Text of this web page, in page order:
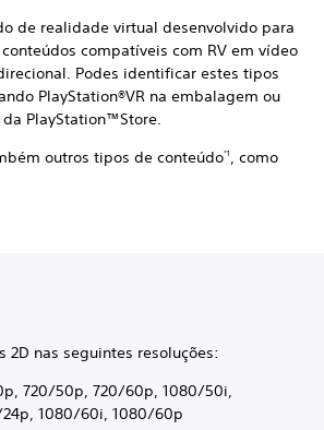
de realidade virtual desenvolvido para
conteúdos compatíveis com RV em vídeo
Podes identificar estes tipos
PlayStation®VR na embalagem ou
PlayStation™Store.
outros tipos de conteúdo*1 , como
2D nas seguintes resoluções:
720/50p, 720/60p, 1080/50i,
1080/60i, 1080/60p